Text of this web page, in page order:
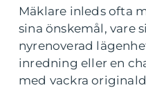
Mäklare inleds ofta
sina önskemål, vare
nyrenoverad
inredning eller en
med vackra